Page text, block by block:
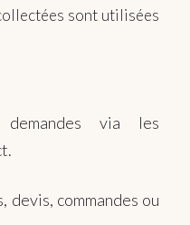
sont utilisées
via les
commandes ou